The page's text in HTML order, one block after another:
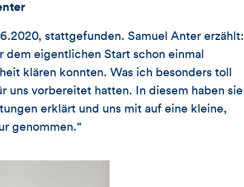
stattgefunden. Samuel Anter erzählt:
dem eigentlichen Start schon einmal
klären konnten. Was ich besonders toll
uns vorbereitet hatten. In diesem haben sie
erklärt und uns mit auf eine kleine,
genommen.“